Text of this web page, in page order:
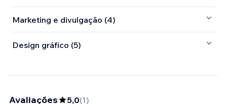
Marketing e divulgação (4)
Design gráfico (5)
Avaliações 5,0(1)